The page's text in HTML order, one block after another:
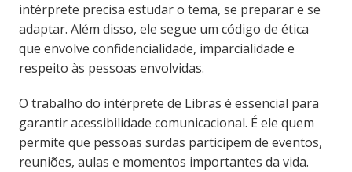
intérprete precisa estudar o tema, se preparar e se
adaptar. Além disso, ele segue um código de ética
que envolve confidencialidade, imparcialidade e
respeito às pessoas envolvidas.
O trabalho do intérprete de Libras é essencial para
garantir acessibilidade comunicacional. É ele quem
permite que pessoas surdas participem de eventos,
reuniões, aulas e momentos importantes da vida.